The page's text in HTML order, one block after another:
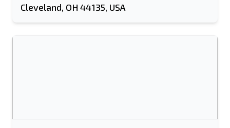
Cleveland, OH 44135, USA